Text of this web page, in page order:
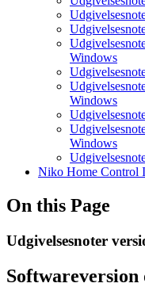
Windows
Windows
Windows
Niko Home Control I
On this Page
Udgivelsesnoter
Softwareversion